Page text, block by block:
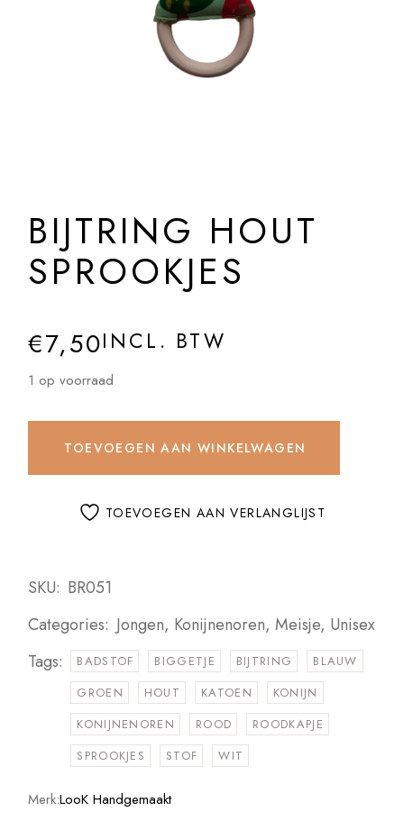
BIJTRING HOUT
SPROOKJES
€7,50INCL. BTW
1 op voorraad
TOEVOEGEN AAN WINKELWAGEN
TOEVOEGEN AAN VERLANGLIJST
SKU: BR051
Categories: Jongen, Konijnenoren,Meisje, Unisex
Tags:
BADSTOF BIGGETJE BIJTRING
BLAUW
GROEN
HOUT KATOEN
KONIJN
KONIJNENOREN
ROOD
ROODKAPJE
SPROOKJES
STOF WIT
Merk:LooK Handgemaakt